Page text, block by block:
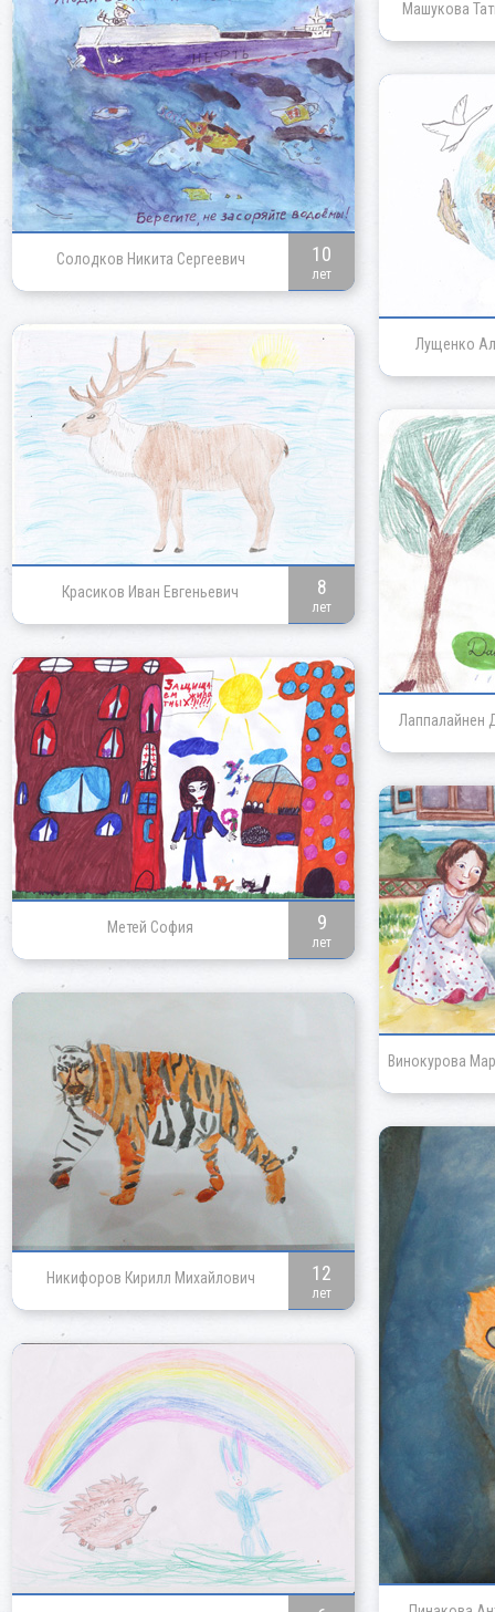
Машукова
Солодков Никита Сергеевич 10
лет
Лущенко
Красиков Иван Евгеньевич 8
лет
Лаппалайнен
Метей София 9
лет
Винокурова
Никифоров Кирилл Михайлович 12
лет